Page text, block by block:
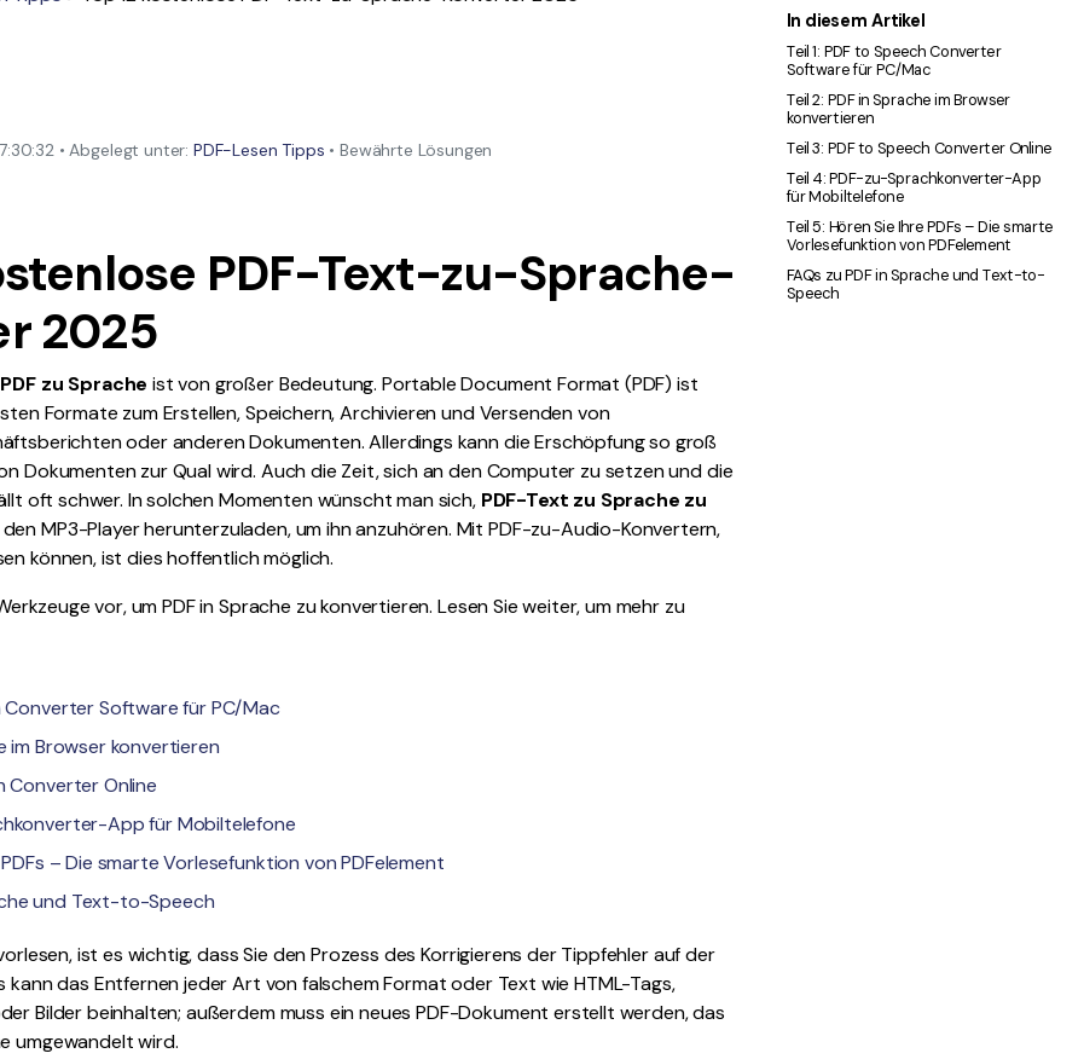
Laden Sie die leistungsstärksten und einfachsten PDF-
• Abgelegt unter: PDF-Lesen Tipps • Bewährte Lösungen
PDF-Text-zu-Sprache-
2025
PDF zu Sprache ist von großer Bedeutung. Portable Document Format (PDF) ist
Formate zum Erstellen, Speichern, Archivieren und Versenden von
oder anderen Dokumenten. Allerdings kann die Erschöpfung so groß
Dokumenten zur Qual wird. Auch die Zeit, sich an den Computer zu setzen und die
oft schwer. In solchen Momenten wünscht man sich, PDF-Text zu Sprache zu
MP3-Player herunterzuladen, um ihn anzuhören. Mit PDF-zu-Audio-Konvertern,
können, ist dies hoffentlich möglich.
vor, um PDF in Sprache zu konvertieren. Lesen Sie weiter, um mehr zu
Converter Software für PC/Mac
im Browser konvertieren
Converter Online
App für Mobiltelefone
PDFs – Die smarte Vorlesefunktion von PDFelement
und Text-to-Speech
ist es wichtig, dass Sie den Prozess des Korrigierens der Tippfehler auf der
kann das Entfernen jeder Art von falschem Format oder Text wie HTML-Tags,
Bilder beinhalten; außerdem muss ein neues PDF-Dokument erstellt werden, das
umgewandelt wird.
In diesem Artikel
Teil 1: PDF to Speech Converter
Software für PC/Mac
Teil 2: PDF in Sprache im Browser
konvertieren
Teil 3: PDF to Speech Converter Online
Teil 4: PDF-zu-Sprachkonverter-App
für Mobiltelefone
Teil 5: Hören Sie Ihre PDFs – Die smarte
Vorlesefunktion von PDFelement
FAQs zu PDF in Sprache und Text-to-
Speech